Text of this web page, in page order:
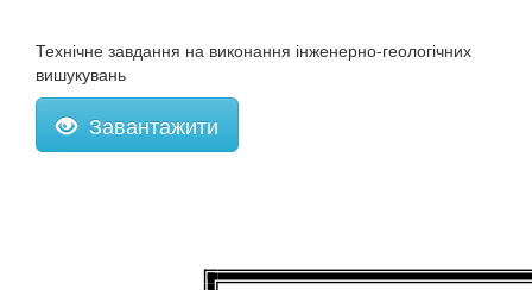
Технічне завдання на виконання інженерно-геологічних
вишукувань
Завантажити